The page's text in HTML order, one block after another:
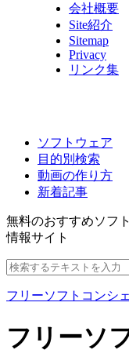
会社概要
Site紹介
Sitemap
Privacy
リンク集
ソフトウェア
目的別検索
動画の作り方
新着記事
無料のおすすめソフ
情報サイト
フリーソフトコンシ
フリーソ